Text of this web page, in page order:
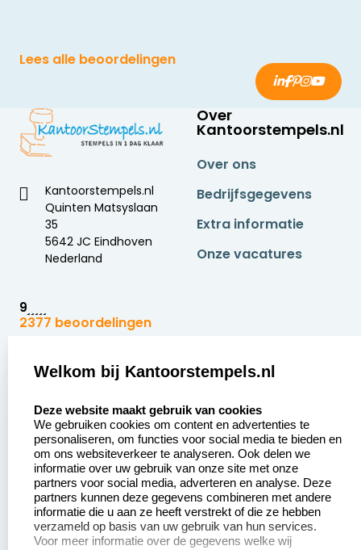
Lees alle beoordelingen
Kantoorstempels.nl
Quinten Matsyslaan
35
5642 JC Eindhoven
Nederland
9
2377 beoordelingen
Over
Kantoorstempels.nl
Over ons
Bedrijfsgegevens
Extra informatie
Onze vacatures
Zakelijk:
Aanvraag op maat
Betaling &
Verzending
Wederverkoper
worden
Sale
Klantenservice:
Contact opnemen
Veel gestelde vragen
Retourneren
Herroepingsrecht
Welkom bij Kantoorstempels.nl
Deze website maakt gebruik van cookies
We gebruiken cookies om content en advertenties te
personaliseren, om functies voor social media te bieden en
om ons websiteverkeer te analyseren. Ook delen we
informatie over uw gebruik van onze site met onze
partners voor social media, adverteren en analyse. Deze
partners kunnen deze gegevens combineren met andere
informatie die u aan ze heeft verstrekt of die ze hebben
verzameld op basis van uw gebruik van hun services.
Voor meer informatie over de gegevens welke wij